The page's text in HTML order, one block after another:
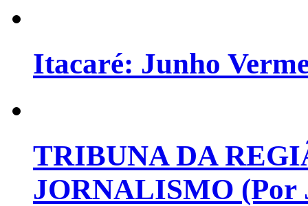
Itacaré: Junho
TRIBUNA DA
JORNALISMO (Por